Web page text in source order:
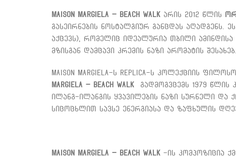
Maison Margiela – Beach Walk არის 2012 წლის
გასეირნების ნოსტალგიურ განცდას აღადგენს.
აქცევს), რომელიც იდეალურია თბილი ამინდისა
მზისგან დამცავი კრემის ნაზი არომატის შესახებ.
Maison Margiela-ს Replica-ს კოლექციის
Margiela – Beach Walk გადმოგვცემს 1979 წლის
ილანგ-ილანგის ყვავილების ნაზი სურნელი და
სიცოცხლით სავსე ენერგიასა და ზაფხულის
Maison Margiela – Beach Walk -ის კომპოზიცია